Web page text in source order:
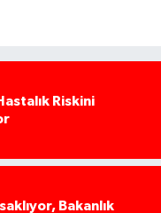
Riskini
Bakanlık